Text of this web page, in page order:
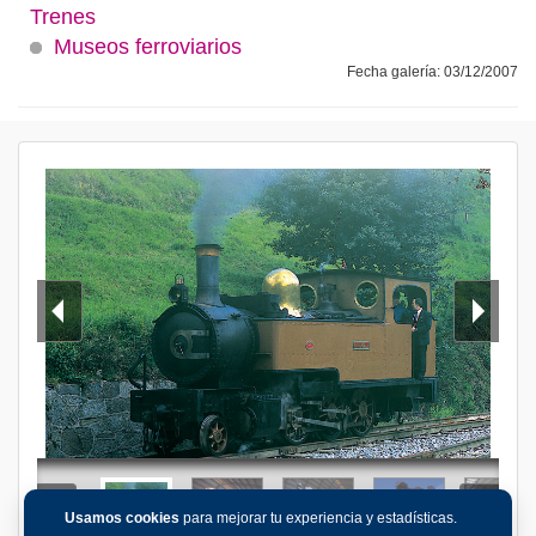
Usamos cookies para mejorar tu experiencia y estadísticas.
Trenes
Museos ferroviarios
Fecha galería: 03/12/2007